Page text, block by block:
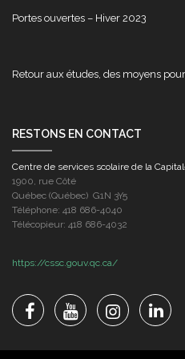
Portes ouvertes – Hiver 2023
Retour aux études, des moyens
RESTONS EN CONTACT
Centre de services scolaire de la
1900, rue Côté
Québec (Québec) G1N 3Y5
Téléphone: 418 686-4040
Télécopieur: 418 686-4032
https://cssc.gouv.qc.ca/